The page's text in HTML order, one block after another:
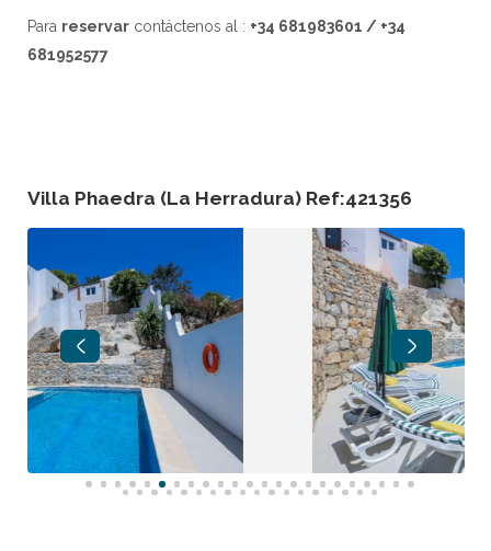
Para reservarcontáctenos al : +34 681983601 / +34
681952577
Villa Phaedra (La Herradura) Ref:421356